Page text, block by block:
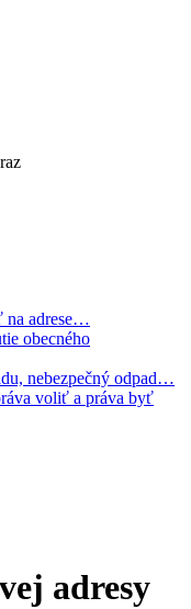
na adrese…
obecného
nebezpečný odpad…
voliť a práva byť
adresy